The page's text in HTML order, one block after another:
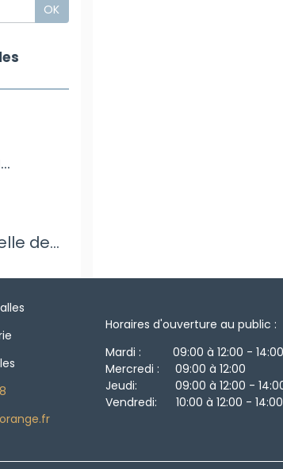
OK
de
Horaires d'ouverture au public :
Mardi : 09:00 à 12:00 - 14:00
Mercredi : 09:00 à 12:00
Jeudi: 09:00 à 12:00 - 14:00
Vendredi: 10:00 à 12:00 - 14:00